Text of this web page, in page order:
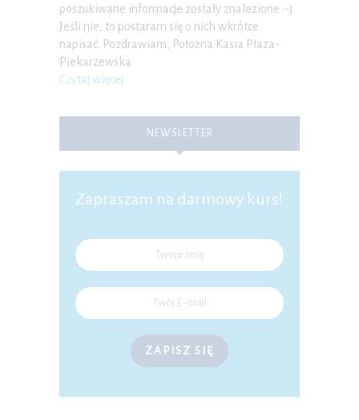
poszukiwane informacje zostały znalezione :-)
Jeśli nie, to postaram się o nich wkrótce
napisać. Pozdrawiam, Położna Kasia Płaza-
Piekarzewska
Czytaj więcej
NEWSLETTER
Zapraszam na darmowy kurs!
ZAPISZ SIĘ